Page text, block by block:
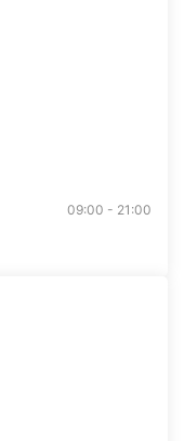
09:00 - 21:00